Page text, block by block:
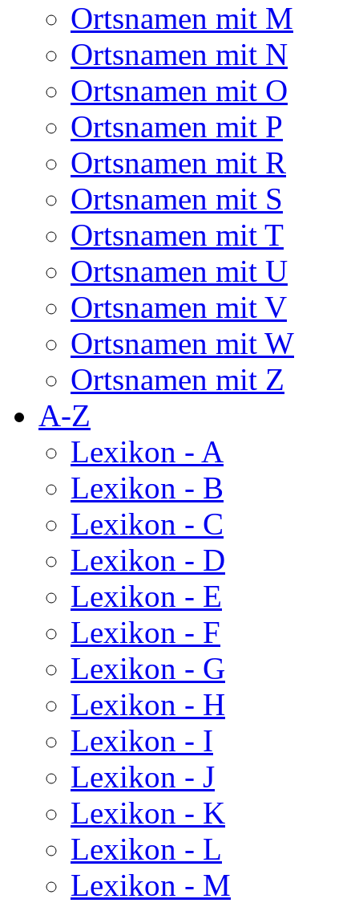
Ortsnamen mit M
Ortsnamen mit N
Ortsnamen mit O
Ortsnamen mit P
Ortsnamen mit R
Ortsnamen mit S
Ortsnamen mit T
Ortsnamen mit U
Ortsnamen mit V
Ortsnamen mit W
Ortsnamen mit Z
A-Z
Lexikon - A
Lexikon - B
Lexikon - C
Lexikon - D
Lexikon - E
Lexikon - F
Lexikon - G
Lexikon - H
Lexikon - I
Lexikon - J
Lexikon - K
Lexikon - L
Lexikon - M